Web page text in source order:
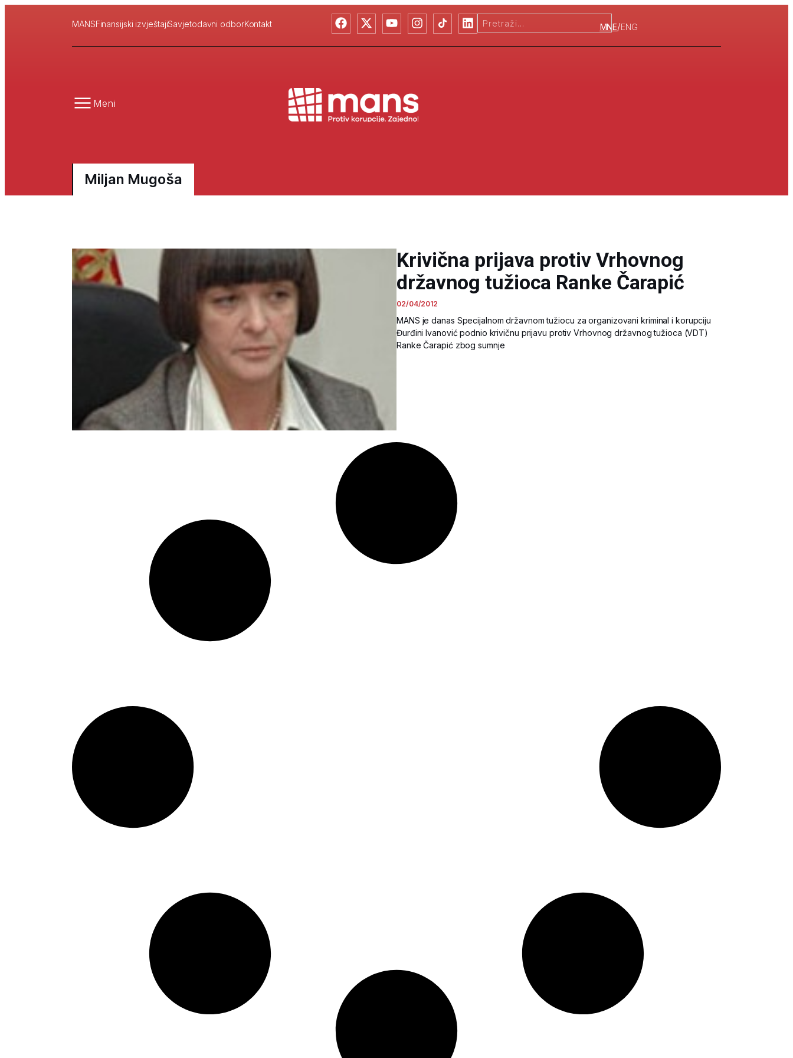
MANSFinansijski izvještajiSavjetodavni odborKontakt MNE/ENG
Meni
Miljan Mugoša
Krivična prijava protiv Vrhovnog
državnog tužioca Ranke Čarapić
02/04/2012
MANS je danas Specijalnom državnom tužiocu za organizovani kriminal i korupciju
Đurđini Ivanović podnio krivičnu prijavu protiv Vrhovnog državnog tužioca (VDT)
Ranke Čarapić zbog sumnje